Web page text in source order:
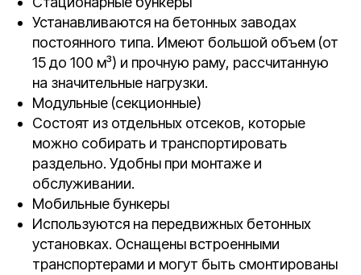
Устанавливаются на бетонных заводах
постоянного типа. Имеют большой объем (от
15 до 100 м³) и прочную раму, рассчитанную
на значительные нагрузки.
Модульные (секционные)
Состоят из отдельных отсеков, которые
можно собирать и транспортировать
раздельно. Удобны при монтаже и
обслуживании.
Мобильные бункеры
Используются на передвижных бетонных
установках. Оснащены встроенными
транспортерами и могут быть смонтированы